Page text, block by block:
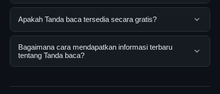
Tanda baca adalah layanan digital yang dirancang untuk
dan terpercaya. Anda dapat menggunakannya dengan
mengunjungi situs resmi dan mengikuti panduan yang
tersedia.
Apakah Tanda baca tersedia secara gratis?
Ya, Tanda baca dapat diakses secara gratis oleh
semua pengguna. Tidak ada biaya tersembunyi atau
langganan yang diperlukan untuk menggunakan layanan
Bagaimana cara mendapatkan informasi terbaru
tentang Tanda baca?